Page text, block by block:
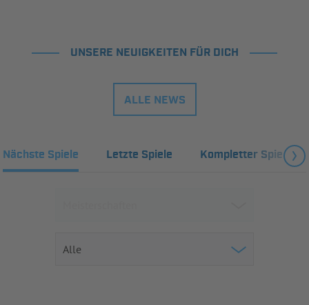
UNSERE NEUIGKEITEN FÜR DICH
ALLE NEWS
Nächste Spiele Letzte Spiele Kompletter Spielplan